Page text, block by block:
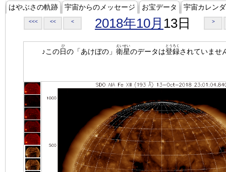
はやぶさの軌跡 宇宙からのメッセージ お宝データ 宇宙カレン
<<< << < 2018年10月 13日 >
♪この日
ひ
の「あけぼの」 衛星
えいせい
のデータは登録
とうろく
されていませ